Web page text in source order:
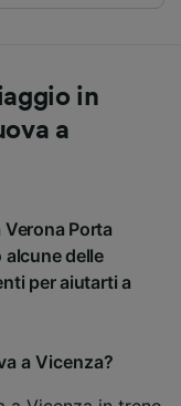
in
a
Porta
alcune delle
per aiutarti a
a Vicenza?